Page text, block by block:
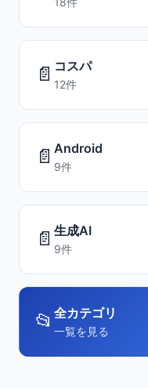
📄 コスパ
12件
📄 Android
9件
📄 生成AI
9件
📂 全カテゴリ
一覧を見る